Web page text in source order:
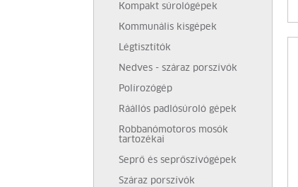
Kompakt súrológépek
Kommunális kisgépek
Légtisztítók
Nedves - száraz porszívók
Polírozógép
Ráállós padlósúroló gépek
Robbanómotoros mosók
tartozékai
Seprő és seprőszívógépek
Száraz porszívók